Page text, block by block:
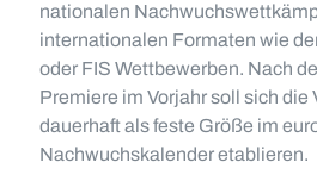
nationalen
internationalen Formaten wie
oder FIS Wettbewerben. Nach
Premiere im Vorjahr soll sich die
dauerhaft als feste Größe im
Nachwuchskalender etablieren.